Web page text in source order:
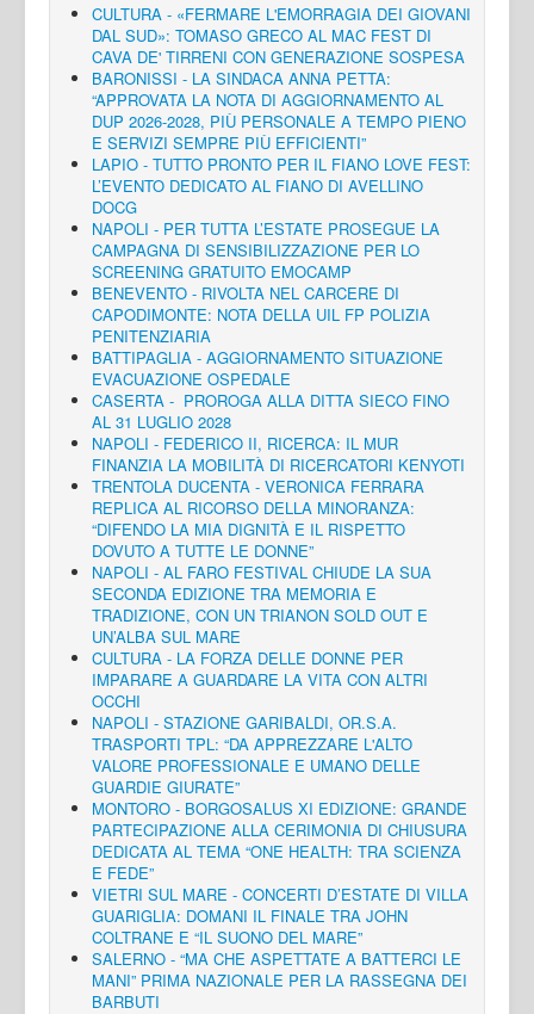
CULTURA - «FERMARE L'EMORRAGIA DEI GIOVANI
DAL SUD»: TOMASO GRECO AL MAC FEST DI
CAVA DE' TIRRENI CON GENERAZIONE SOSPESA
BARONISSI - LA SINDACA ANNA PETTA:
“APPROVATA LA NOTA DI AGGIORNAMENTO AL
DUP 2026-2028, PIÙ PERSONALE A TEMPO PIENO
E SERVIZI SEMPRE PIÙ EFFICIENTI”
LAPIO - TUTTO PRONTO PER IL FIANO LOVE FEST:
L’EVENTO DEDICATO AL FIANO DI AVELLINO
DOCG
NAPOLI - PER TUTTA L’ESTATE PROSEGUE LA
CAMPAGNA DI SENSIBILIZZAZIONE PER LO
SCREENING GRATUITO EMOCAMP
BENEVENTO - RIVOLTA NEL CARCERE DI
CAPODIMONTE: NOTA DELLA UIL FP POLIZIA
PENITENZIARIA
BATTIPAGLIA - AGGIORNAMENTO SITUAZIONE
EVACUAZIONE OSPEDALE
CASERTA - PROROGA ALLA DITTA SIECO FINO
AL 31 LUGLIO 2028
NAPOLI - FEDERICO II, RICERCA: IL MUR
FINANZIA LA MOBILITÀ DI RICERCATORI KENYOTI
TRENTOLA DUCENTA - VERONICA FERRARA
REPLICA AL RICORSO DELLA MINORANZA:
“DIFENDO LA MIA DIGNITÀ E IL RISPETTO
DOVUTO A TUTTE LE DONNE”
NAPOLI - AL FARO FESTIVAL CHIUDE LA SUA
SECONDA EDIZIONE TRA MEMORIA E
TRADIZIONE, CON UN TRIANON SOLD OUT E
UN’ALBA SUL MARE
CULTURA - LA FORZA DELLE DONNE PER
IMPARARE A GUARDARE LA VITA CON ALTRI
OCCHI
NAPOLI - STAZIONE GARIBALDI, OR.S.A.
TRASPORTI TPL: “DA APPREZZARE L'ALTO
VALORE PROFESSIONALE E UMANO DELLE
GUARDIE GIURATE”
MONTORO - BORGOSALUS XI EDIZIONE: GRANDE
PARTECIPAZIONE ALLA CERIMONIA DI CHIUSURA
DEDICATA AL TEMA “ONE HEALTH: TRA SCIENZA
E FEDE”
VIETRI SUL MARE - CONCERTI D’ESTATE DI VILLA
GUARIGLIA: DOMANI IL FINALE TRA JOHN
COLTRANE E “IL SUONO DEL MARE”
SALERNO - “MA CHE ASPETTATE A BATTERCI LE
MANI” PRIMA NAZIONALE PER LA RASSEGNA DEI
BARBUTI